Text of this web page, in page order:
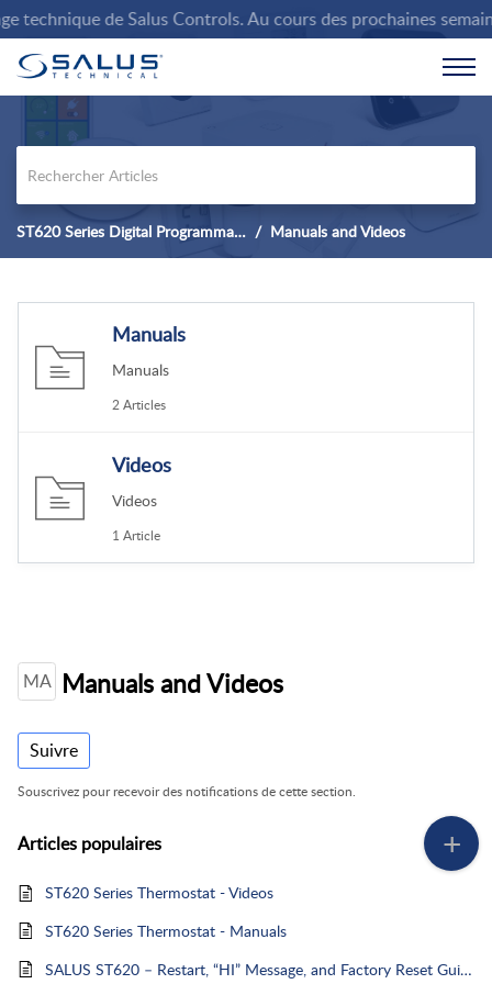
technique de Salus Controls. Au cours des prochaines
ST620 Series Digital Programmable Thermostat. Manuals and Videos
Manuals
Manuals
2 Articles
Videos
Videos
1 Article
MA Manuals and Videos
Suivre
Souscrivez pour recevoir des notifications de cette section.
Articles populaires
ST620 Series Thermostat - Videos
ST620 Series Thermostat - Manuals
SALUS ST620 – Restart, “HI” Message, and Factory Reset Guide